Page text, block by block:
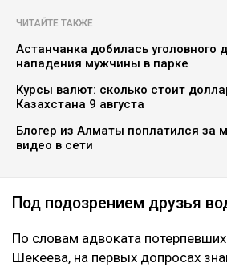
ЧИТАЙТЕ ТАКЖЕ
Астанчанка добилась уголовного
нападения мужчины в парке
Курсы валют: сколько стоит
Казахстана 9 августа
Блогер из Алматы поплатился за
видео в сети
Под подозрением друзья
По словам адвоката
Шекеева, на первых допросах